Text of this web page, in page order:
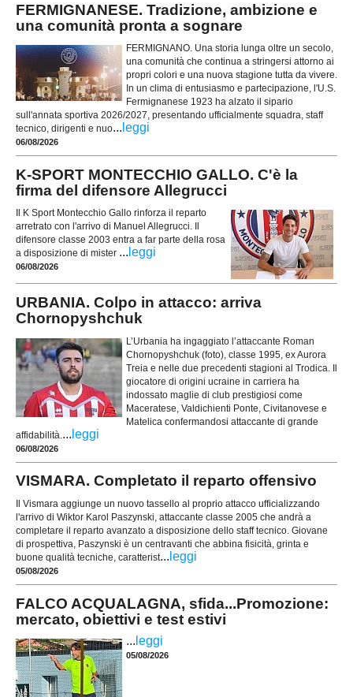
FERMIGNANESE. Tradizione, ambizione e
una comunità pronta a sognare
FERMIGNANO. Una storia lunga oltre un secolo,
una comunità che continua a stringersi attorno ai
propri colori e una nuova stagione tutta da vivere.
In un clima di entusiasmo e partecipazione, l'U.S.
Fermignanese 1923 ha alzato il sipario
sull'annata sportiva 2026/2027, presentando ufficialmente squadra, staff
tecnico, dirigenti e nuo... leggi
06/08/2026
K-SPORT MONTECCHIO GALLO. C'è la
firma del difensore Allegrucci
Il K Sport Montecchio Gallo rinforza il reparto
arretrato con l'arrivo di Manuel Allegrucci. Il
difensore classe 2003 entra a far parte della rosa
a disposizione di mister ... leggi
06/08/2026
URBANIA. Colpo in attacco: arriva
Chornopyshchuk
L’Urbania ha ingaggiato l’attaccante Roman
Chornopyshchuk (foto), classe 1995, ex Aurora
Treia e nelle due precedenti stagioni al Trodica. Il
giocatore di origini ucraine in carriera ha
indossato maglie di club prestigiosi come
Maceratese, Valdichienti Ponte, Civitanovese e
Matelica confermandosi attaccante di grande
affidabilità. ... leggi
06/08/2026
VISMARA. Completato il reparto offensivo
Il Vismara aggiunge un nuovo tassello al proprio attacco ufficializzando
l'arrivo di Wiktor Karol Paszynski, attaccante classe 2005 che andrà a
completare il reparto avanzato a disposizione dello staff tecnico. Giovane
di prospettiva, Paszynski è un centravanti che abbina fisicità, grinta e
buone qualità tecniche, caratterist... leggi
05/08/2026
FALCO ACQUALAGNA, sfida...Promozione:
mercato, obiettivi e test estivi
... leggi
05/08/2026